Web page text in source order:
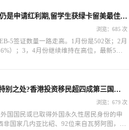
是申请红利期,留学生获绿卡留美最佳途
浏览：685 次
5签证数量一路走高。1月份是502张；2月
）；3，4月份继续维持在高位，最新5月
别之处?香港投资移民超四成第三国永
浏览：679 次
国国民或已取得外国永久性居民身份的申
国家几内亚比绍、92位来自瓦努阿图，占